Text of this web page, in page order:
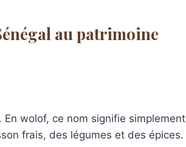
au patrimoine
wolof, ce nom signifie simplement
frais, des légumes et des épices.